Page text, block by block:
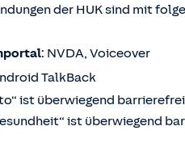
der HUK sind mit
: NVDA, Voiceover
TalkBack
ist überwiegend
ist überwiegend